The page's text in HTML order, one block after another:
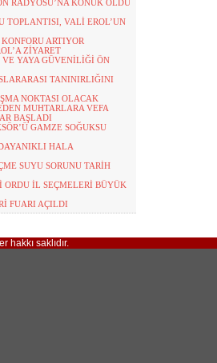
RADYOSU’NA KONUK OLDU
TOPLANTISI, VALİ EROL’UN
ARTIYOR
ZİYARET
VE YAYA GÜVENİLİĞİ ÖN
TANINIRLIĞINI
NOKTASI OLACAK
MUHTARLARA VEFA
BAŞLADI
GAMZE SOĞUKSU
HALA
SUYU SORUNU TARİH
İL SEÇMELERİ BÜYÜK
FUARI AÇILDI
saklıdır.